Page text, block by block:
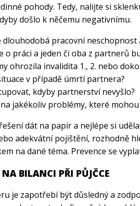
pohody. Tedy, nalijte si
došlo k něčemu negativnímu.
dlouhodobá pracovní
o práci a jeden či oba z partnerů
ohrozila invalidita 1., 2. nebo
v případě úmrtí partnera?
kdyby partnerství nevyšlo?
jakékoliv problémy, které
dát na papír a nejlépe si
adekvátní pojištění, rozhodně
na dané téma. Prevence se
BILANCI PŘI PŮJČCE
je zapotřebí být důsledný a